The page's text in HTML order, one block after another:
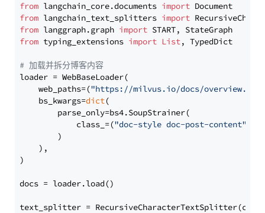
from langchain_core.documents import
from langchain_text_splitters import
from langgraph.graph import
from typing_extensions import List, TypedDict
# 加载并拆分博客内容
loader = WebBaseLoader(
    web_paths=(
"https://milvus.io/docs/overview.md"
    bs_kwargs=
dict(
        parse_only=bs4.SoupStrainer(
            class_=(
"doc-style doc-post-content"
        )
    ),
)
docs = loader.load()
text_splitter =